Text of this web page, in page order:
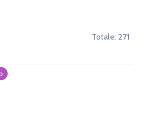
Totale: 271